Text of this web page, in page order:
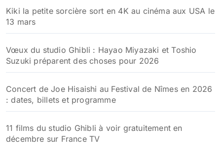
Kiki la petite sorcière sort en 4K au cinéma aux USA le
13 mars
Vœux du studio Ghibli : Hayao Miyazaki et Toshio
Suzuki préparent des choses pour 2026
Concert de Joe Hisaishi au Festival de Nîmes en 2026
: dates, billets et programme
11 films du studio Ghibli à voir gratuitement en
décembre sur France TV